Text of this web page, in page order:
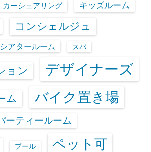
カーシェアリング キッズルーム
コンシェルジュ
シアタールーム スパ
ョン デザイナーズ
ム バイク置き場
ーティールーム
プール ペット可